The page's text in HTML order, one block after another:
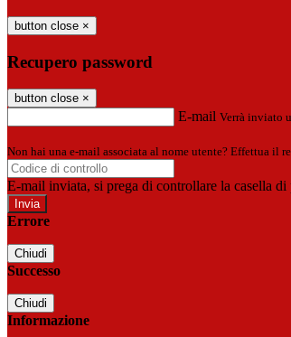
button close ×
Recupero password
button close ×
E-mail Verrà inviato
Non hai una e-mail associata al nome utente? Effettua il
E-mail inviata, si prega di controllare la casella di
Errore
Chiudi
Successo
Chiudi
Informazione